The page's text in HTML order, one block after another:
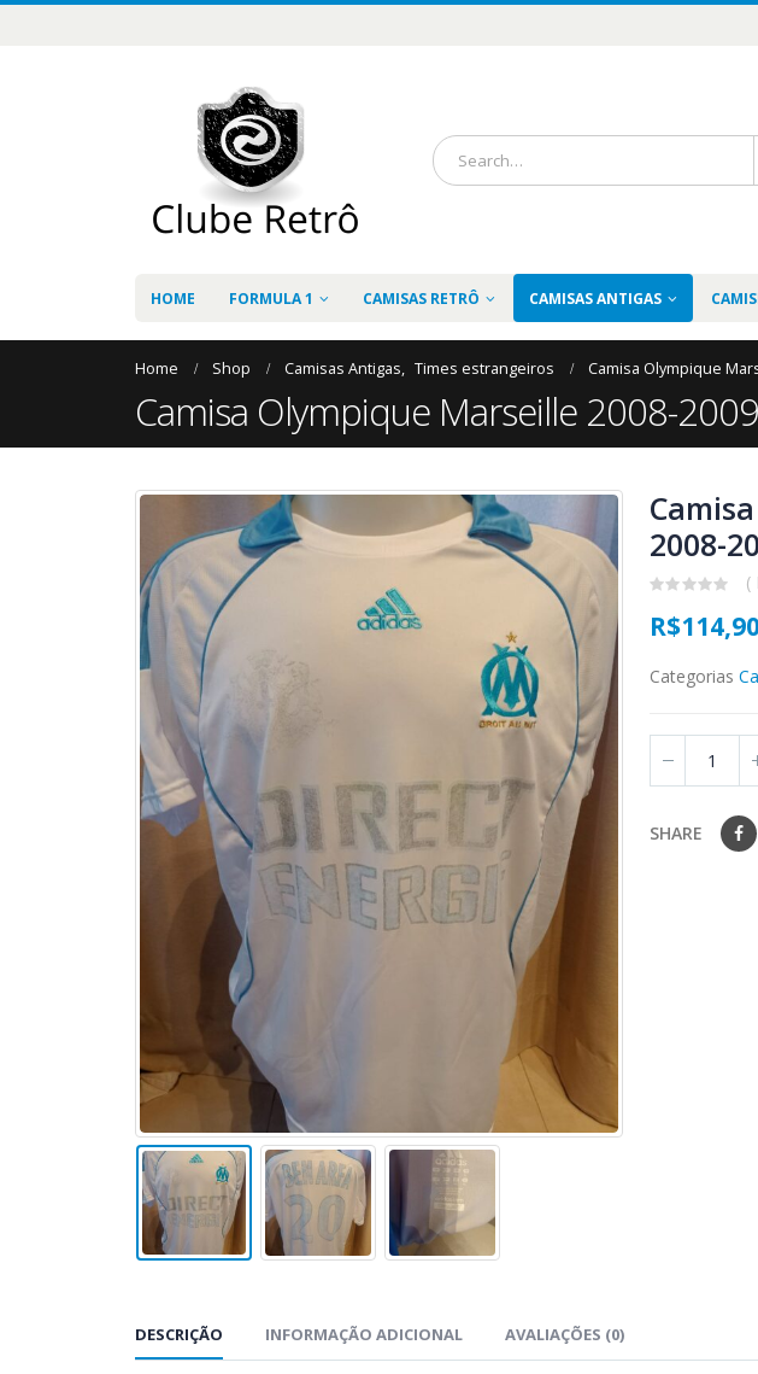
HOME FORMULA 1 CAMISAS RETRÔ CAMISAS ANTIGAS
Home Shop Camisas Antigas, Times estrangeiros Camisa Olympique
Camisa Olympique Marseille 2008-
2008-
out
of
(
R$
Categorias
SHARE
DESCRIÇÃO INFORMAÇÃO ADICIONAL AVALIAÇÕES (0)